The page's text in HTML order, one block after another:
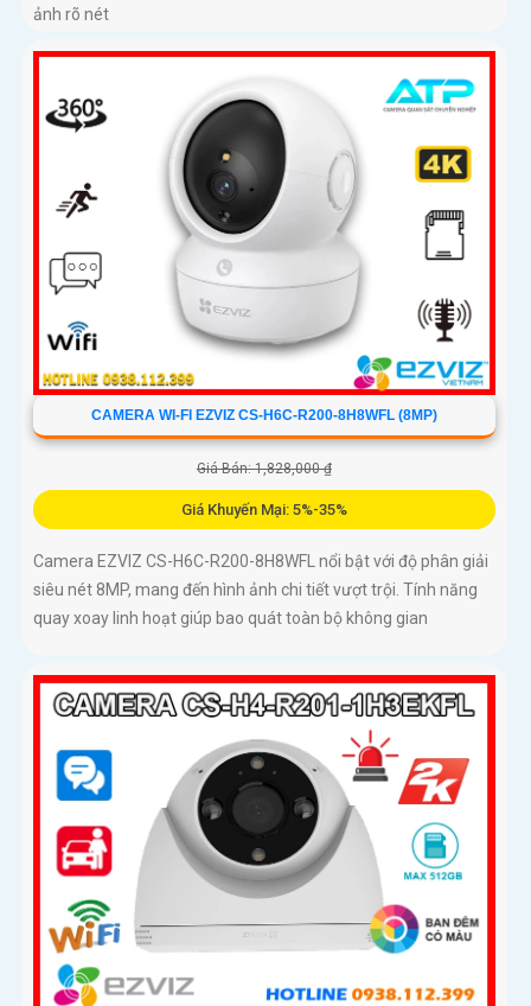
ảnh rõ nét
CAMERA WI-FI EZVIZ CS-H6C-R200-8H8WFL (8MP)
Giá Bán: 1,828,000 ₫
Giá Khuyến Mại: 5%-35%
Camera EZVIZ CS-H6C-R200-8H8WFL nổi bật với độ phân giải
siêu nét 8MP, mang đến hình ảnh chi tiết vượt trội. Tính năng
quay xoay linh hoạt giúp bao quát toàn bộ không gian